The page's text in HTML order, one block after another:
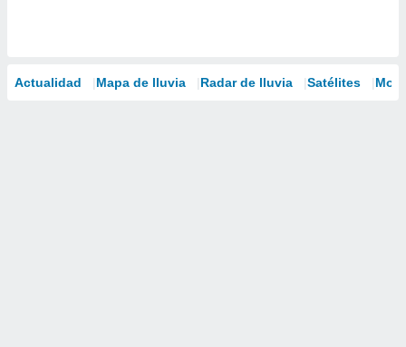
Actualidad Mapa de lluvia Radar de lluvia Satélites